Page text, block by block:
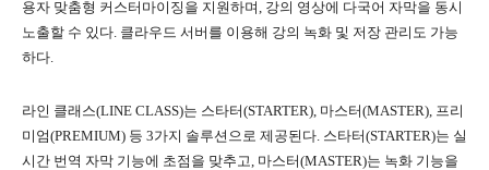
용자 맞춤형 커스터마이징을 지원하며, 강의 영상에 다국어 자막을 동시
노출할 수 있다. 클라우드 서버를 이용해 강의 녹화 및 저장 관리도 가능
하다.
라인 클래스(LINE CLASS)는 스타터(STARTER), 마스터(MASTER), 프리
미엄(PREMIUM) 등 3가지 솔루션으로 제공된다. 스타터(STARTER)는 실
시간 번역 자막 기능에 초점을 맞추고, 마스터(MASTER)는 녹화 기능을